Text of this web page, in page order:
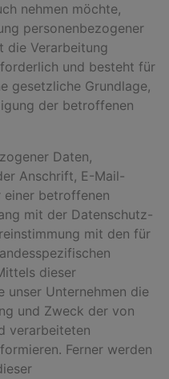
nehmen möchte,
personenbezogener
die Verarbeitung
und besteht für
gesetzliche Grundlage,
der betroffenen
Daten,
Anschrift, E-Mail-
einer betroffenen
mit der Datenschutz-
mit den für
dieser
unser Unternehmen die
und Zweck der von
verarbeiteten
Ferner werden